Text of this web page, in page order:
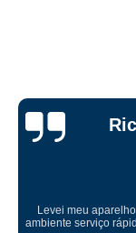
Levei meu
ambiente serviço